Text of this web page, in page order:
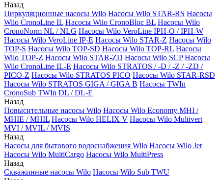
Назад
Циркуляционные насосы Wilo Насосы Wilo STAR-RS Насосы
Wilo CronoLine IL Насосы Wilo CronoBloc BL Насосы Wilo
CronoNorm NL / NLG Насосы Wilo VeroLine IPH-O / IPH-W
Насосы Wilo VeroLine IP-E Насосы Wilo STAR-Z Насосы Wilo
TOP-S Насосы Wilo TOP-SD Насосы Wilo TOP-RL Насосы
Wilo TOP-Z Насосы Wilo STAR-ZD Насосы Wilo SCP Насосы
Wilo CronoLine IL-E Насосы Wilo STRATOS / -D / -Z / -ZD /
PICO-Z Насосы Wilo STRATOS PICO Насосы Wilo STAR-RSD
Насосы Wilo STRATOS GIGA / GIGA B Насосы TWIn
CronoSub TWIn DL / DL-E
Назад
Повысительные насосы Wilo Насосы Wilo Economy MHI /
MHIE / MHIL Насосы Wilo HELIX V Насосы Wilo Multivert
MVI / MVIL / MVIS
Назад
Насосы для бытового водоснабжения Wilo Насосы Wilo Jet
Насосы Wilo MultiCargo Насосы Wilo MultiPress
Назад
Скважинные насосы Wilo Насосы Wilo Sub TWU